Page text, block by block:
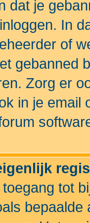
dat je
In
of
gebanned
Zorg er
in je email
tot